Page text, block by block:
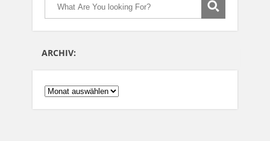
ARCHIV:
ARCHIV: